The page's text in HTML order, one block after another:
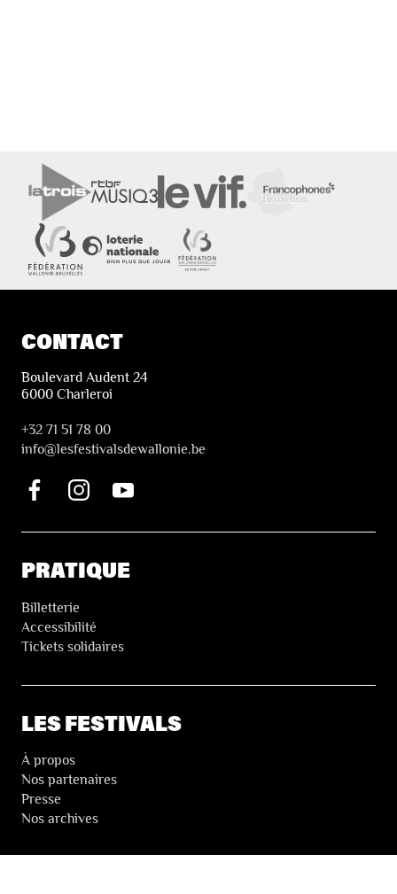
CONTACT
Boulevard Audent 24
6000 Charleroi
+32 71 51 78 00
info@lesfestivalsdewallonie.be
PRATIQUE
Billetterie
Accessibilité
Tickets solidaires
LES FESTIVALS
À propos
Nos partenaires
Presse
Nos archives